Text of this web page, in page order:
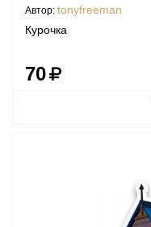
Автор: tonyfreeman
Курочка
70